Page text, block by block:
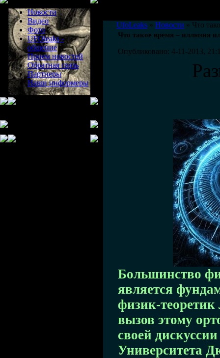
Новости
Видео
Фото
UFOleaks -
общение
Прием новостей
Обратная связь
Партнеры
Наши информеры
UfoLeaks » Новости » Что
Что такое время – иллюзия
Опубликовано: 4-11-2013,
Большинство
является
физик-
вызов этому
своей
Университета